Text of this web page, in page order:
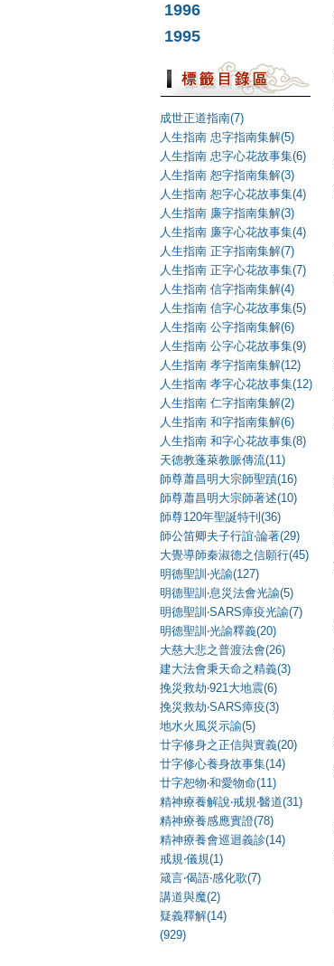
1996
1995
成世正道指南(7)
人生指南 忠字指南集解(5)
人生指南 忠字心花故事集(6)
人生指南 恕字指南集解(3)
人生指南 恕字心花故事集(4)
人生指南 廉字指南集解(3)
人生指南 廉字心花故事集(4)
人生指南 正字指南集解(7)
人生指南 正字心花故事集(7)
人生指南 信字指南集解(4)
人生指南 信字心花故事集(5)
人生指南 公字指南集解(6)
人生指南 公字心花故事集(9)
人生指南 孝字指南集解(12)
人生指南 孝字心花故事集(12)
人生指南 仁字指南集解(2)
人生指南 和字指南集解(6)
人生指南 和字心花故事集(8)
天德教蓬萊教脈傳流(11)
師尊蕭昌明大宗師聖蹟(16)
師尊蕭昌明大宗師著述(10)
師尊120年聖誕特刊(36)
師公笛卿夫子行誼‧論著(29)
大覺導師秦淑德之信願行(45)
明德聖訓‧光諭(127)
明德聖訓‧息災法會光諭(5)
明德聖訓‧SARS瘴疫光諭(7)
明德聖訓‧光諭釋義(20)
大慈大悲之普渡法會(26)
建大法會秉天命之精義(3)
挽災救劫‧921大地震(6)
挽災救劫‧SARS瘴疫(3)
地水火風災示諭(5)
廿字修身之正信與實義(20)
廿字修心養身故事集(14)
廿字恕物‧和愛物命(11)
精神療養解說‧戒規‧醫道(31)
精神療養感應實證(78)
精神療養會巡迴義診(14)
戒規‧儀規(1)
箴言‧偈語‧感化歌(7)
講道與魔(2)
疑義釋解(14)
(929)